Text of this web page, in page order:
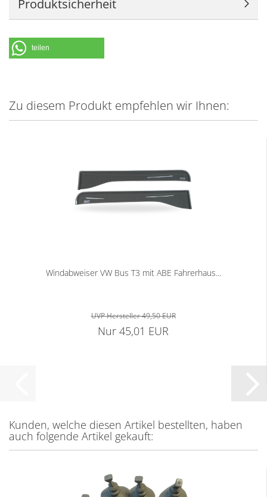
Produktsicherheit
teilen
Zu diesem Produkt empfehlen wir Ihnen:
Windabweiser VW Bus T3 mit ABE Fahrerhaus...
UVP Hersteller 49,50 EUR
Nur 45,01 EUR
Kunden, welche diesen Artikel bestellten, haben
auch folgende Artikel gekauft: